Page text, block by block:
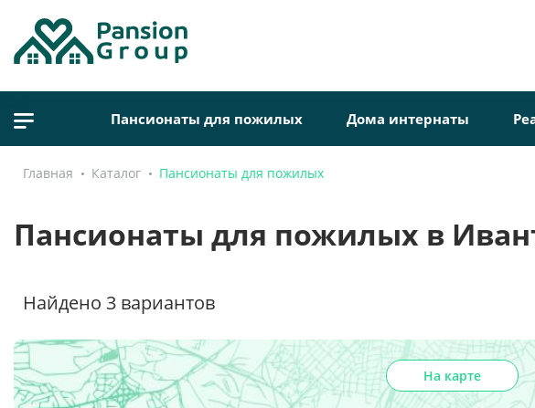
Пансионаты для пожилых Дома интернаты
Главная Каталог Пансионаты для пожилых
Пансионаты для пожилых в
Найдено 3 вариантов
На карте